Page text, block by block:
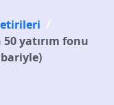
/
50 yatırım fonu